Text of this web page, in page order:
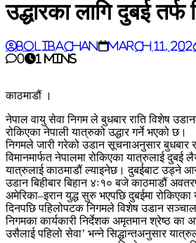
उद्धारका लागि दुबई तर्फ
BoliBachan March 11,
0
1 mins
काठमाडौं ।
नेपाल वायु सेवा निगम ले बुधबार राति विशेष
रोकिएका नेपाली यात्रुको उद्धार गर्ने भएको छ।
निगमले जारी गरेको उडान सूचनाअनुसार बुधबार
विमानमार्फत नेपालमा रोकिएका यात्रुलाई दुबई
यात्रुलाई काठमाडौं ल्याइनेछ। दुबईबाट उड्ने
उडान बिहीबार बिहान ४ः१० बजे काठमाडौं
अमेरिका–इरान युद्ध सुरु भएपछि दुबईमा रोकिएका
दिनपछि पहिलोपटक निगमले विशेष उडान
निगमका कार्यकारी निर्देशक अमृतमान श्रेष्ठ का
उसैलाई पहिलो सेवा’ भन्ने सिद्धान्तअनुसार